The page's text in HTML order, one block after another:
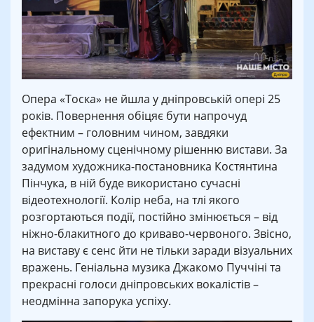
Опера «Тоска» не йшла у дніпровській опері 25
років. Повернення обіцяє бути напрочуд
ефектним – головним чином, завдяки
оригінальному сценічному рішенню вистави. За
задумом художника-постановника Костянтина
Пінчука, в ній буде використано сучасні
відеотехнології. Колір неба, на тлі якого
розгортаються події, постійно змінюється – від
ніжно-блакитного до криваво-червоного. Звісно,
на виставу є сенс йти не тільки заради візуальних
вражень. Геніальна музика Джакомо Пуччіні та
прекрасні голоси дніпровських вокалістів –
неодмінна запорука успіху.